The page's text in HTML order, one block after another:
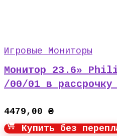
Игровые Мониторы
Монитор 23.6»
/00/01 в рассрочку
4479,00 ₴
Купить без